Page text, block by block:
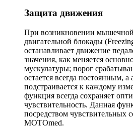
Защита движения
При возникновении мышечной
двигательной блокады
останавливает движение
значения, как меняется
мускулатуры; порог
остается всегда постоянным, а
подстраивается к каждому
функция всегда сохраняет
чувствительность. Данная
посредством чувствительных
MOTOmed.